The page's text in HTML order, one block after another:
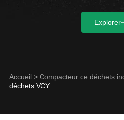
Explorer
Accueil>Compacteur de déchets
déchets VCY